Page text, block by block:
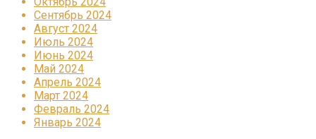
Сентябрь 2024
Август 2024
Июль 2024
Июнь 2024
Май 2024
Апрель 2024
Март 2024
Февраль 2024
Январь 2024